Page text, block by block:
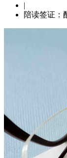
|
陪读签证：